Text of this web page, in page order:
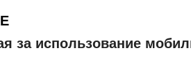
за использование